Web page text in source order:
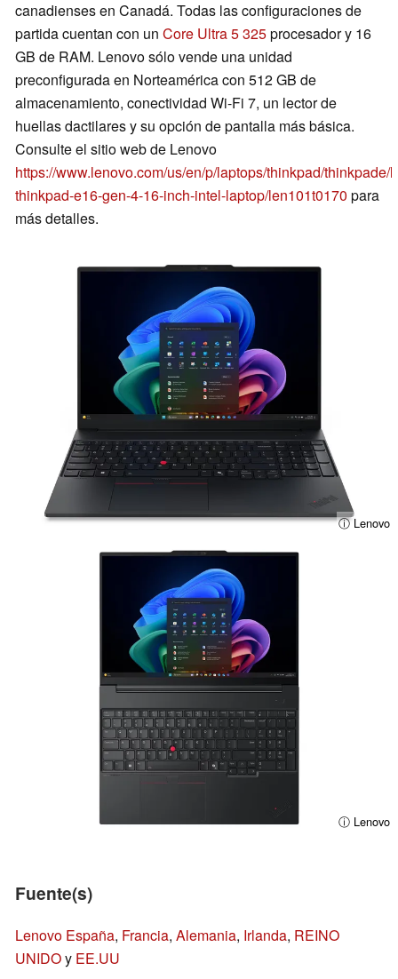
canadienses en Canadá. Todas las configuraciones de
partida cuentan con un Core Ultra 5 325procesador y 16
GB de RAM. Lenovo sólo vende una unidad
preconfigurada en Norteamérica con 512 GB de
almacenamiento, conectividad Wi-Fi 7, un lector de
huellas dactilares y su opción de pantalla más básica.
Consulte el sitio web de Lenovo
https://www.lenovo.com/us/en/p/laptops/thinkpad/thinkpade/
thinkpad-e16-gen-4-16-inch-intel-laptop/len101t0170 para
más detalles.
ⓘ Lenovo
ⓘ Lenovo
Fuente(s)
Lenovo España, Francia, Alemania, Irlanda, REINO
UNIDOy EE.UU